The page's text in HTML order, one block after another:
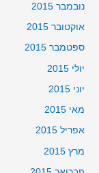
נובמבר 2015
אוקטובר 2015
ספטמבר 2015
יולי 2015
יוני 2015
מאי 2015
אפריל 2015
מרץ 2015